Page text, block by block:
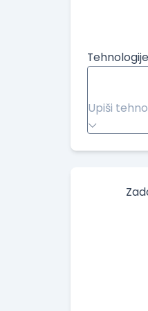
Upiši